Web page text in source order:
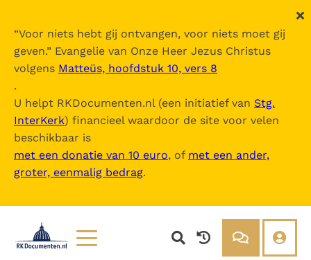
“Voor niets hebt gij ontvangen, voor niets moet gij
geven.” Evangelie van Onze Heer Jezus Christus
volgens Matteüs, hoofdstuk 10, vers 8
.
U helpt RKDocumenten.nl (een initiatief van Stg.
InterKerk) financieel waardoor de site voor velen
beschikbaar is
met een donatie van 10 euro, of met een ander,
groter, eenmalig bedrag.
Het licht van de volken
Inhoudsopgave
uitklappen
- Hoofdstuk I - Het mysterie van
- Doel en opportuniteit van de
- De Kerk in het heilsplan van de
Vader